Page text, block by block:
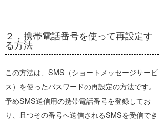
２，携帯電話番号を使って再設定す
る方法
この方法は、SMS（ショートメッセージサービ
ス）を使ったパスワードの再設定の方法です。
予めSMS送信用の携帯電話番号を登録してお
り、且つその番号へ送信されるSMSを受信でき